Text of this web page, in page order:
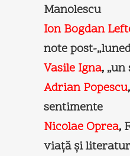
Manolescu
Ion Bogdan
note post-
Vasile Igna, „un
Adrian Popescu,
sentimente
Nicolae Oprea,
viaţă şi